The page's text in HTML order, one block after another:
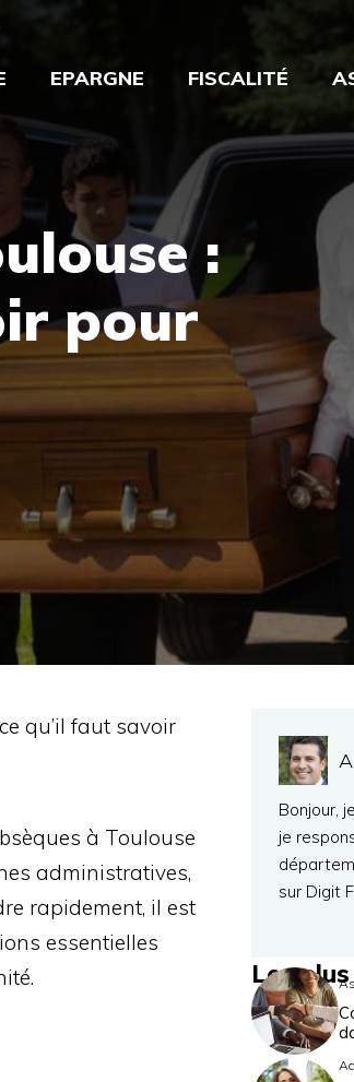
EPARGNE FISCALITÉ
:
pour
qu’il faut savoir
à Toulouse
administratives,
rapidement, il est
essentielles
Bonjour,
je
sur Digit
Les